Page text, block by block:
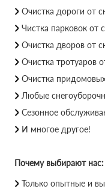
Очистка дороги от
Чистка парковок от
Очистка дворов от
Очистка тротуаров
Очистка
Любые
Сезонное
И многое другое!
Почему выбирают нас:
Только опытные и